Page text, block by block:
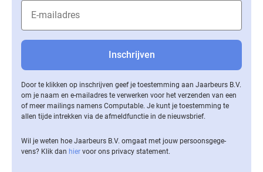
Door te klikken op inschrijven geef je toestemming aan Jaarbeurs B.V.
om je naam en e-mailadres te verwerken voor het verzenden van een
of meer mailings namens Computable. Je kunt je toestemming te
allen tijde intrekken via de af­meld­func­tie in de nieuwsbrief.
Wil je weten hoe Jaarbeurs B.V. omgaat met jouw per­soons­ge­ge­
vens? Klik dan hier voor ons privacy statement.